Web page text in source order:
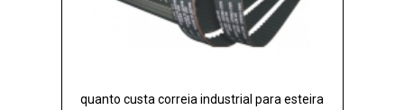
quanto custa correia industrial para esteira